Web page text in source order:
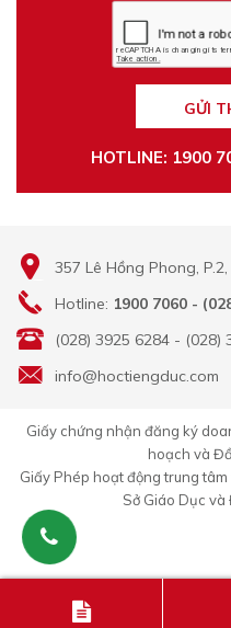
GỬI
HOTLINE: 1900
357 Lê Hồng Phong, P.2,
Hotline: 1900 7060 -
(028) 3925 6284 - (028)
info@hoctiengduc.com
Giấy chứng nhận đăng ký
hoạch và
Giấy Phép hoạt động trung
Sở Giáo Dục và